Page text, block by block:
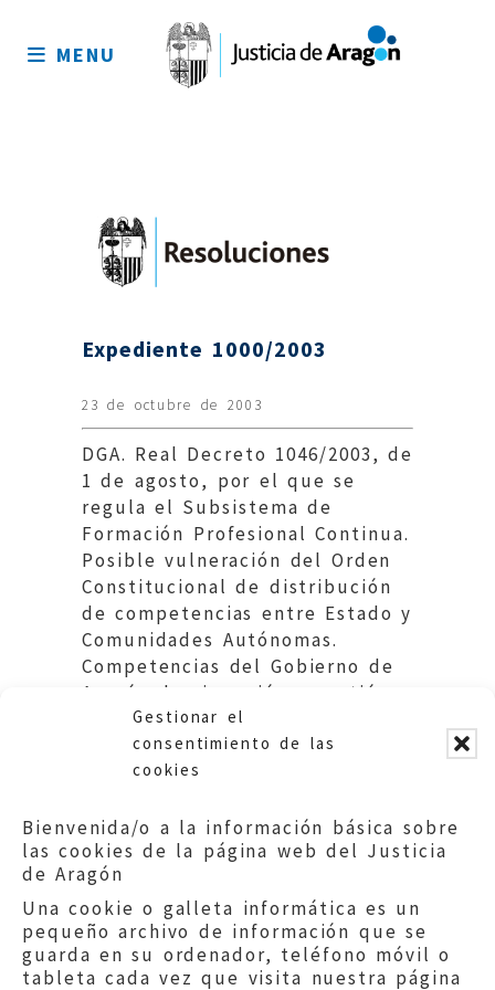
Gestionar el
consentimiento de las
cookies
Bienvenida/o a la información básica sobre
las cookies de la página web del Justicia
de Aragón
Una cookie o galleta informática es un
pequeño archivo de información que se
guarda en su ordenador, teléfono móvil o
tableta cada vez que visita nuestra página
sitio
MENU
Expediente 1000/2003
23 de octubre de 2003
DGA. Real Decreto 1046/2003, de
1 de agosto, por el que se
regula el Subsistema de
Formación Profesional Continua.
Posible vulneración del Orden
Constitucional de distribución
de competencias entre Estado y
Comunidades Autónomas.
Competencias del Gobierno de
Aragón de ejecución y gestión
del sistema.